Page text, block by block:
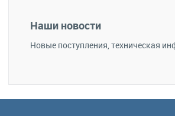
В избранное
Наши новости
Новые поступления, техническая